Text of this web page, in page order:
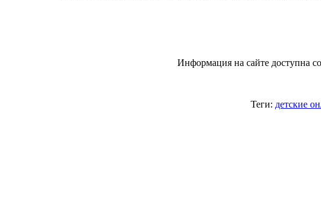
Информация на сайте доступна
Теги: детские